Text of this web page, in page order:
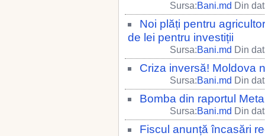
Sursa:Bani.md Din
Noi plăți pentru
de lei pentru investiții
Sursa:Bani.md Din
Criza inversă! Moldova
Sursa:Bani.md Din
Bomba din raportul
Sursa:Bani.md Din
Fiscul anunță încasări